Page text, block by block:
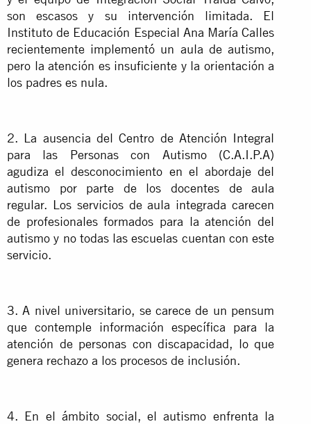
son escasos y su intervención limitada. El
Instituto de Educación Especial Ana María Calles
recientemente implementó un aula de autismo,
pero la atención es insuficiente y la orientación a
los padres es nula.
2. La ausencia del Centro de Atención Integral
para las Personas con Autismo (C.A.I.P.A)
agudiza el desconocimiento en el abordaje del
autismo por parte de los docentes de aula
regular. Los servicios de aula integrada carecen
de profesionales formados para la atención del
autismo y no todas las escuelas cuentan con este
servicio.
3. A nivel universitario, se carece de un pensum
que contemple información específica para la
atención de personas con discapacidad, lo que
genera rechazo a los procesos de inclusión.
4. En el ámbito social, el autismo enfrenta la